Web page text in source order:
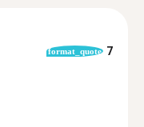
format_quote 7